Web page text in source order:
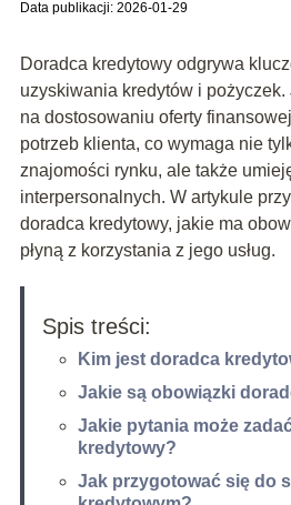
Data publikacji: 2026-01-29
Doradca kredytowy odgrywa
uzyskiwania kredytów i
na dostosowaniu oferty
potrzeb klienta, co wymaga nie
znajomości rynku, ale także
interpersonalnych. W artykule
doradca kredytowy, jakie ma
płyną z korzystania z jego usług.
Spis treści:
Kim jest doradca
Jakie są obowiązki
Jakie pytania może
kredytowy?
Jak przygotować się do